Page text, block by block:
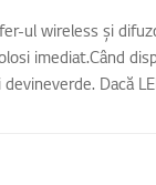
ul wireless și
imediat.Când
Dacă